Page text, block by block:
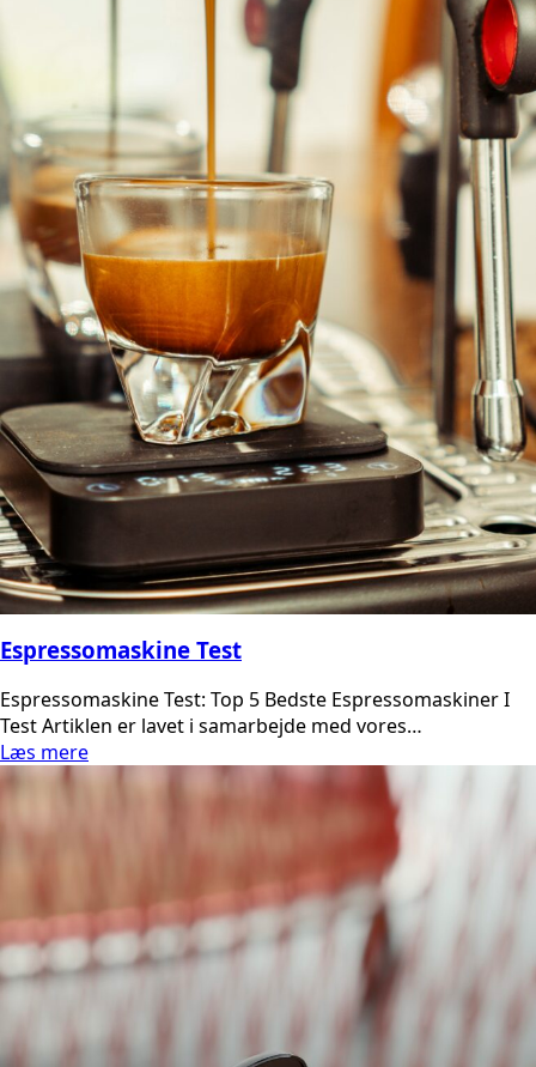
Espressomaskine Test
Espressomaskine Test: Top 5 Bedste Espressomaskiner I
Test Artiklen er lavet i samarbejde med vores…
Læs mere